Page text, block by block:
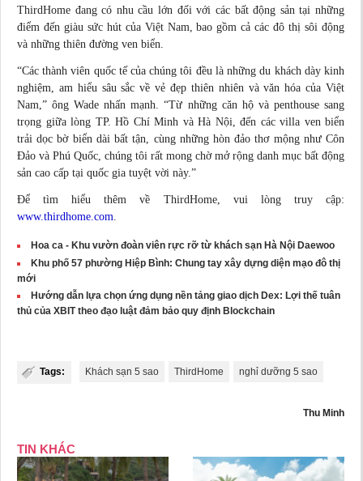
ThirdHome đang có nhu cầu lớn đối với các bất động sản tại những
điểm đến giàu sức hút của Việt Nam, bao gồm cả các đô thị sôi động
và những thiên đường ven biển.
“Các thành viên quốc tế của chúng tôi đều là những du khách dày kinh
nghiệm, am hiểu sâu sắc về vẻ đẹp thiên nhiên và văn hóa của Việt
Nam,” ông Wade nhấn mạnh. “Từ những căn hộ và penthouse sang
trọng giữa lòng TP. Hồ Chí Minh và Hà Nội, đến các villa ven biển
trải dọc bờ biển dài bất tận, cùng những hòn đảo thơ mộng như Côn
Đảo và Phú Quốc, chúng tôi rất mong chờ mở rộng danh mục bất động
sản cao cấp tại quốc gia tuyệt vời này.”
Để tìm hiểu thêm về ThirdHome, vui lòng truy cập:
www.thirdhome.com
Hoa ca - Khu vườn đoàn viên rực rỡ từ khách sạn Hà Nội Daewoo
Khu phố 57 phường Hiệp Bình: Chung tay xây dựng diện mạo đô thị
mới
Hướng dẫn lựa chọn ứng dụng nền tảng giao dịch Dex: Lợi thế tuân
thủ của XBIT theo đạo luật đảm bảo quy định Blockchain
Tags: Khách sạn 5 sao ThirdHome nghỉ dưỡng 5 sao
Thu Minh
TIN KHÁC